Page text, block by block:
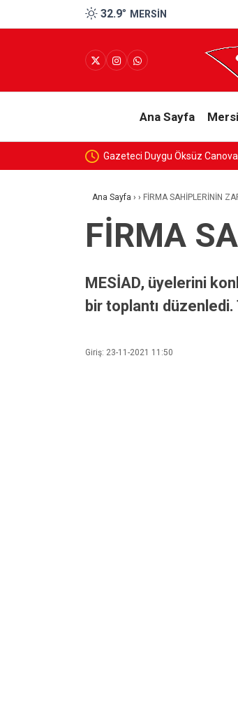
32.9° MERSIN
Ana Sayfa
Gazeteci Duygu Öksüz
Ana Sayfa › › FİRMA SAHİPLERİNİN
FİRMA
MESİAD, üyelerini
bir toplantı
Giriş: 23-11-2021 11:50